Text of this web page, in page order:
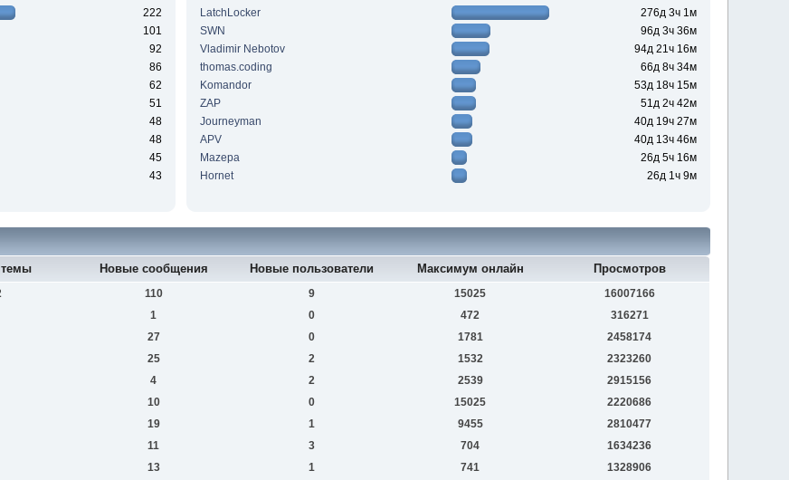
222
101
92
86
62
51
48
48
45
43
LatchLocker
276д 3ч 1м
SWN
96д 3ч 36м
Vladimir Nebotov
94д 21ч 16м
thomas.coding
66д 8ч 34м
Komandor
53д 18ч 15м
ZAP
51д 2ч 42м
Journeyman
40д 19ч 27м
APV
40д 13ч 46м
Mazepa
26д 5ч 16м
Hornet
26д 1ч 9м
Новые сообщения Новые пользователи Максимум онлайн Просмотров
110 9 15025
16007166
1 0 472
316271
27 0 1781
2458174
25 2 1532
2323260
4 2 2539
2915156
10 0 15025
2220686
19 1 9455
2810477
11 3 704
1634236
13 1 741
1328906